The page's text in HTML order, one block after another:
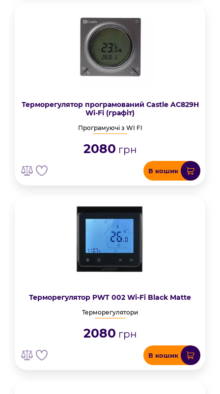
Терморегулятор програмований Castle AC829H
Wi-Fi (графіт)
Програмуючі з WI FI
2080 грн
В кошик
Терморегулятор PWT 002 Wi-Fi Black Matte
Терморегулятори
2080 грн
В кошик